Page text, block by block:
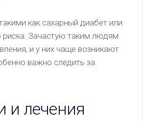
как сахарный диабет или
риска. Зачастую таким людям
и у них чаще возникают
важно следить за
и лечения